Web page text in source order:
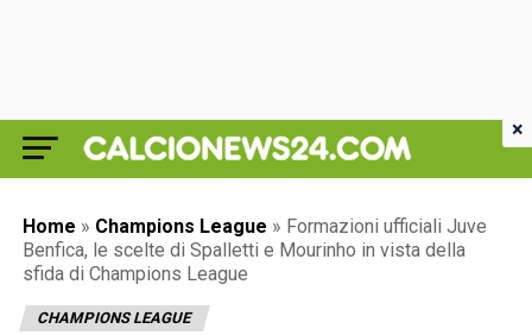
Home » Champions League » Formazioni ufficiali Juve
Benfica, le scelte di Spalletti e Mourinho in vista della
sfida di Champions League
CHAMPIONS LEAGUE
×